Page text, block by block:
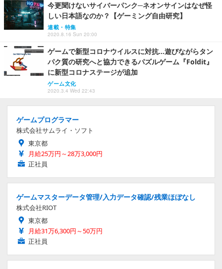
今更聞けないサイバーパンク─ネオンサインはなぜ怪
しい日本語なのか？【ゲーミング自由研究】
連載・特集
2020.8.16 Sun 20:00
ゲームで新型コロナウイルスに対抗…遊びながらタン
パク質の研究へと協力できるパズルゲーム『Foldit』
に新型コロナステージが追加
ゲーム文化
2020.3.4 Wed 22:43
ゲームプログラマー
株式会社サムライ・ソフト
東京都
月給25万円～28万3,000円
正社員
ゲームマスターデータ管理/入力データ確認/残業ほぼなし
株式会社RIOT
東京都
月給31万6,300円～50万円
正社員